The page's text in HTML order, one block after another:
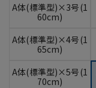
A体(標準型)×3号(1
60cm)
A体(標準型)×4号(1
65cm)
A体(標準型)×5号(1
70cm)